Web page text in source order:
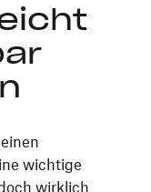
wichtige
wirklich